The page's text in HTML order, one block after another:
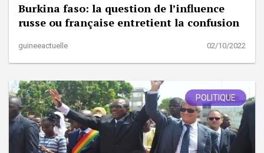
Burkina faso: la question de l’influence
russe ou française entretient la confusion
guineeactuelle 02/10/2022
POLITIQUE